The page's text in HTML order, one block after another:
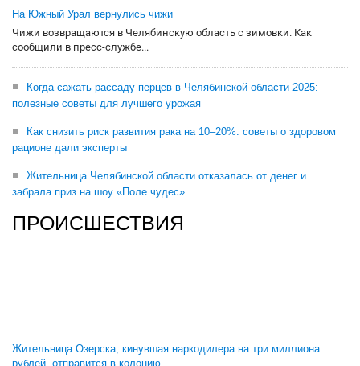
На Южный Урал вернулись чижи
Чижи возвращаются в Челябинскую область с зимовки. Как
сообщили в пресс-службе...
Когда сажать рассаду перцев в Челябинской области-2025:
полезные советы для лучшего урожая
Как снизить риск развития рака на 10–20%: советы о здоровом
рационе дали эксперты
Жительница Челябинской области отказалась от денег и
забрала приз на шоу «Поле чудес»
ПРОИСШЕСТВИЯ
Жительница Озерска, кинувшая наркодилера на три миллиона
рублей, отправится в колонию